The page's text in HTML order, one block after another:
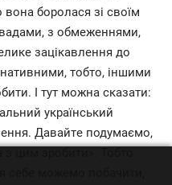
боролася зі своїм
з обмеженнями,
зацікавлення до
тобто, іншими
І тут можна сказати:
український
Давайте подумаємо,
себе можемо побачити,